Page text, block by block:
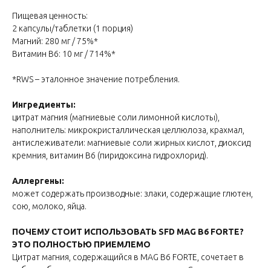
Пищевая ценность:
2 капсулы/таблетки (1 порция)
Магний: 280 мг / 75%*
Витамин В6: 10 мг / 714%*
*RWS – эталонное значение потребления.
Ингредиенты:
цитрат магния (магниевые соли лимонной кислоты),
наполнитель: микрокристаллическая целлюлоза, крахмал,
антислеживатели: магниевые соли жирных кислот, диоксид
кремния, витамин В6 (пиридоксина гидрохлорид).
Аллергены:
может содержать производные: злаки, содержащие глютен,
сою, молоко, яйца.
ПОЧЕМУ СТОИТ ИСПОЛЬЗОВАТЬ SFD MAG B6 FORTE?
ЭТО ПОЛНОСТЬЮ ПРИЕМЛЕМО
Цитрат магния, содержащийся в MAG B6 FORTE, сочетает в